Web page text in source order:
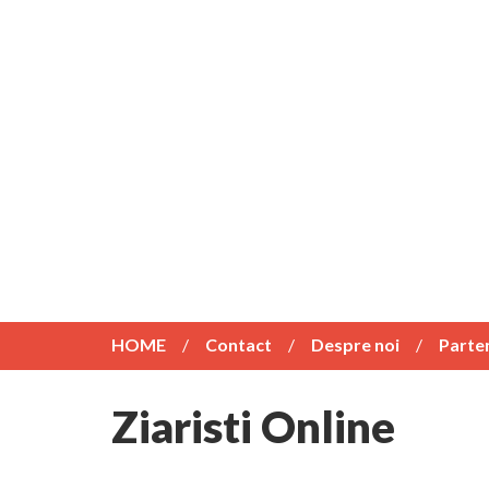
HOME Contact Despre noi
Ziaristi Online